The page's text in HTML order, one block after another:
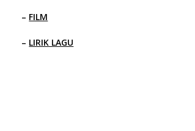
– FILM
– LIRIK LAGU